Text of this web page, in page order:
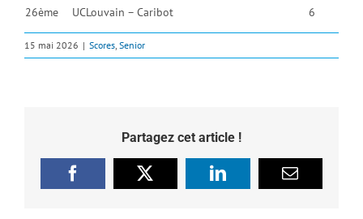
26ème
UCLouvain – Caribot 6
15 mai 2026 | Scores Senior
Partagez cet article !
Facebook X LinkedIn Email